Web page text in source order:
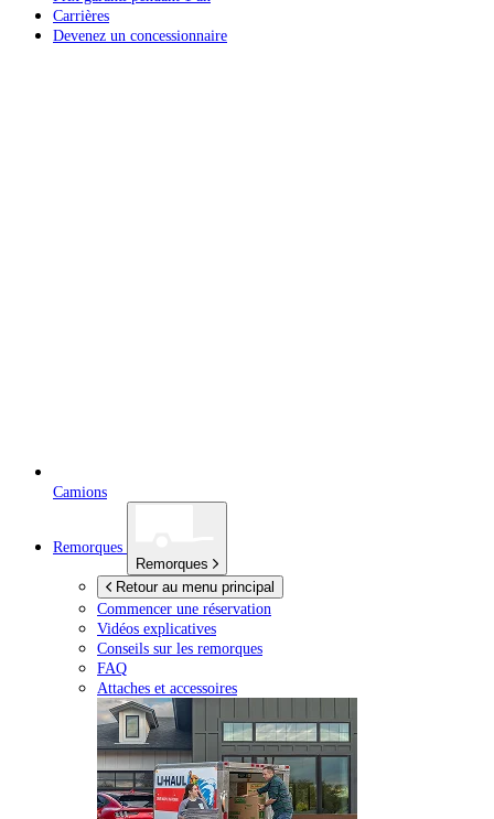
Carrières
Devenez un concessionnaire
Camions
Remorques
Remorques
Retour au menu principal
Commencer une réservation
Vidéos explicatives
Conseils sur les remorques
FAQ
Attaches et accessoires